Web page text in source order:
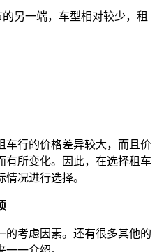
另一端，车型相对较少，租
车行的价格差异较大，而且价
有所变化。因此，在选择租车
况进行选择。
的考虑因素。还有很多其他的